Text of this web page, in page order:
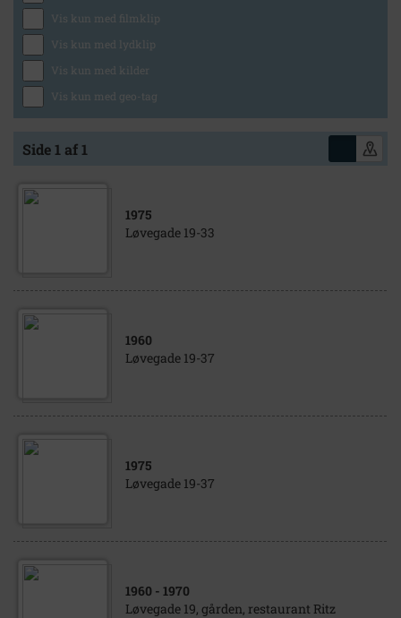
Vis kun med filmklip
Vis kun med lydklip
Vis kun med kilder
Vis kun med geo-tag
Side 1 af 1
1975
Løvegade 19-33
1960
Løvegade 19-37
1975
Løvegade 19-37
1960 - 1970
Løvegade 19, gården, restaurant Ritz